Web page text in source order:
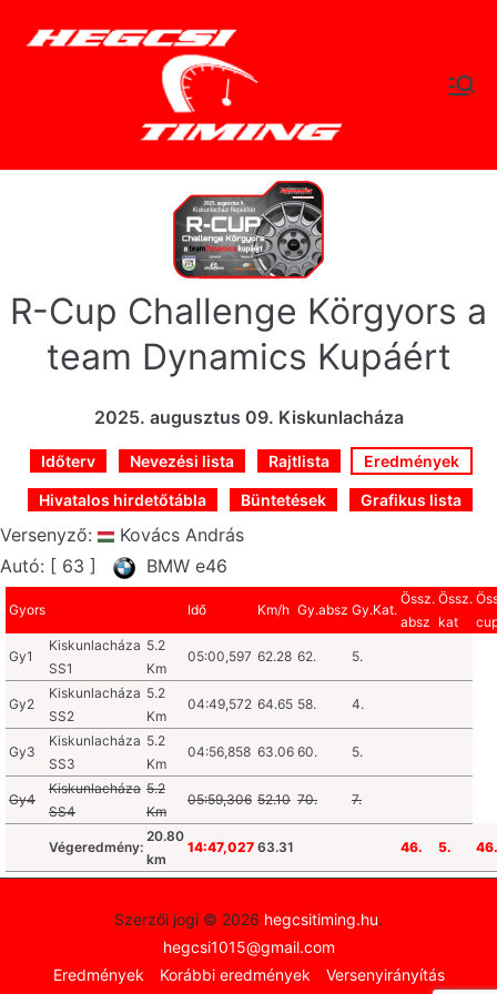
hegc
sitimi
Időtlen Idők
R-Cup Challenge Körgyors a
team Dynamics Kupáért
2025. augusztus 09. Kiskunlacháza
Időterv Nevezési lista Rajtlista Eredmények
Hivatalos hirdetőtábla Büntetések Grafikus lista
Versenyző:
Kovács András
Autó: [ 63 ]
BMW e46
Gyors Idő Km/h Gy.absz Gy.Kat.
Össz.
absz
Össz.
kat
Gy1
Kiskunlacháza
SS1
5.2
Km
05:00,597 62.28 62. 5.
Gy2
Kiskunlacháza
SS2
5.2
Km
04:49,572 64.65 58. 4.
Gy3
Kiskunlacháza
SS3
5.2
Km
04:56,858 63.06 60. 5.
Gy4
Kiskunlacháza
SS4
5.2
Km
05:59,306 52.10 70. 7.
Végeredmény:
20.80
km
14:47,027 63.31 46. 5. 46.
Szerzői jogi © 2026 hegcsitiming.hu.
hegcsi1015@gmail.com
Eredmények
Korábbi eredmények
Versenyirányítás